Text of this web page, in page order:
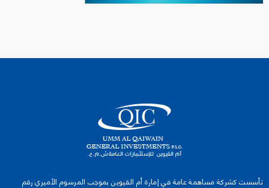
تأسست كشركة مساهمة عامة في إمارة أم القيوين بموجب المرسوم الأميري رقم